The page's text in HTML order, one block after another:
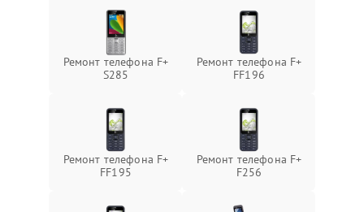
Ремонт телефона F+
S285
Ремонт телефона F+
FF196
Ремонт телефона F+
FF195
Ремонт телефона F+
F256